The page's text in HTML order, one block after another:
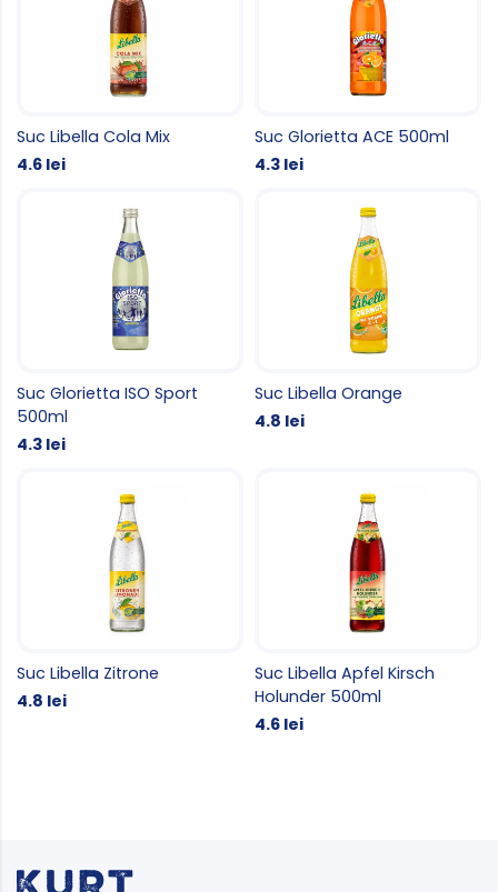
Suc Libella Cola Mix
4.6 lei
Suc Glorietta ACE 500ml
4.3 lei
Suc Glorietta ISO Sport
500ml
4.3 lei
Suc Libella Orange
4.8 lei
Suc Libella Zitrone
4.8 lei
Suc Libella Apfel Kirsch
Holunder 500ml
4.6 lei